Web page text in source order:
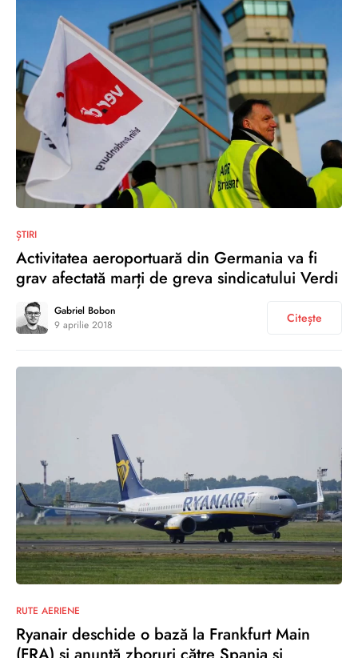
ȘTIRI
Activitatea aeroportuară din Germania va fi
grav afectată marți de greva sindicatului Verdi
Gabriel Bobon
9 aprilie 2018
Citește
RUTE AERIENE
Ryanair deschide o bază la Frankfurt Main